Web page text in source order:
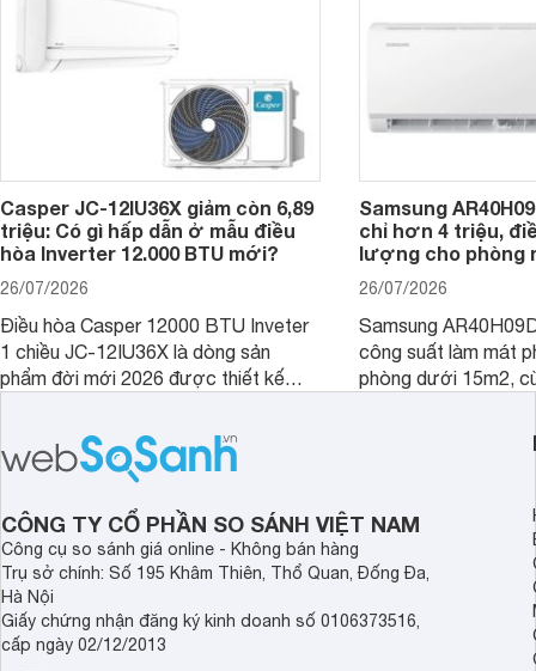
Casper JC-12IU36X giảm còn 6,89
triệu: Có gì hấp dẫn ở mẫu điều
hòa Inverter 12.000 BTU mới?
26/07/2026
Điều hòa Casper 12000 BTU Inveter
1 chiều JC-12IU36X là dòng sản
phẩm đời mới 2026 được thiết kế
sở hữu khả năng làm mát tốt mà còn
có giá bán rất hợp lý.
Samsung
chỉ hơn 4 triệu,
lượng cho phòng
26/07/2026
Samsung
công suất làm mát
phòng dưới 15m2,
phòng ngủ, phòng
CÔNG TY CỔ PHẦN SO SÁNH VIỆT NAM
Công cụ so sánh giá online - Không bán hàng
Trụ sở chính: Số 195 Khâm Thiên, Thổ Quan, Đống Đa,
Hà Nội
Giấy chứng nhận đăng ký kinh doanh số 0106373516,
cấp ngày 02/12/2013